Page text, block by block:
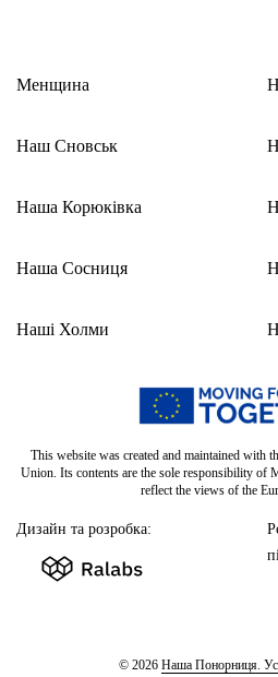
Менщина
Наш Сновськ
Наша Корюківка
Наша Сосниця
Наші Холми
This website was created and maintained with
Union. Its contents are the sole responsibility of
reflect the views of the
Дизайн та розробка:
© 2026 Наша Понорниця.